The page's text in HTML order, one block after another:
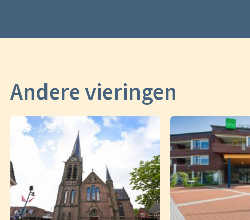
Andere vieringen